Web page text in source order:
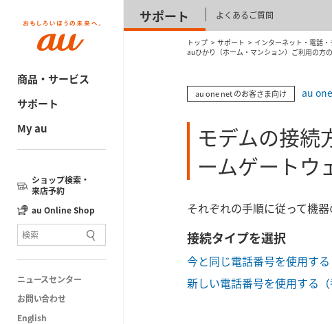
商品・サービス
サポート
My au
ショップ検索・
来店予約
au Online Shop
ニュースセンター
お問い合わせ
English
サポート よくあるご質問
トップ サポート インターネット・電話
auひかり（ホーム・マンション）ご利用の方
au one net のお客さま向け au
モデムの接
ームゲートウ
それぞれの手順に従って機
接続タイプを選択
今と同じ電話番号を使用す
新しい電話番号を使用する